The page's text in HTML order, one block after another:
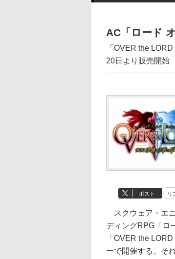
AC「ロード
「OVER the
20日より販売開始
ポスト リ
スクウェア・エ
ディングRPG「ロ
「OVER the
ーで開催する。そ